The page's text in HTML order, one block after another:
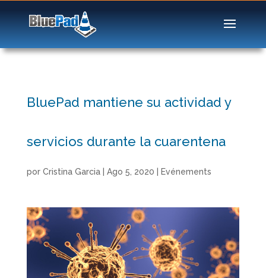
BluePad mantiene su actividad y
servicios durante la cuarentena
por Cristina Garcia| Ago 5, 2020 Evénements